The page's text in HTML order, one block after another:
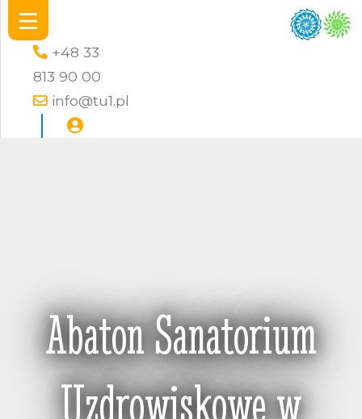
+48 33
813 90 00
info@tu1.pl
Abaton Sanatorium
Uzdrowiskowe w